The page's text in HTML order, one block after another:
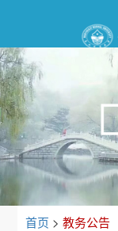
首页 > 教务公告